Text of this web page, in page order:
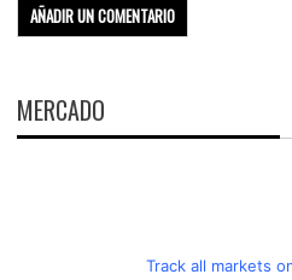
MERCADO
Track all markets